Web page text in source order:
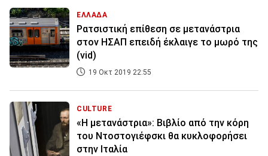
ΕΛΛΑΔΑ
Ρατσιστική επίθεση σε μετανάστρια
στον ΗΣΑΠ επειδή έκλαιγε το μωρό της
(vid)
19 Οκτ 2019 22:55
CULTURE
«Η μετανάστρια»: Βιβλίο από την κόρη
του Ντοστογιέφσκι θα κυκλοφορήσει
στην Ιταλία